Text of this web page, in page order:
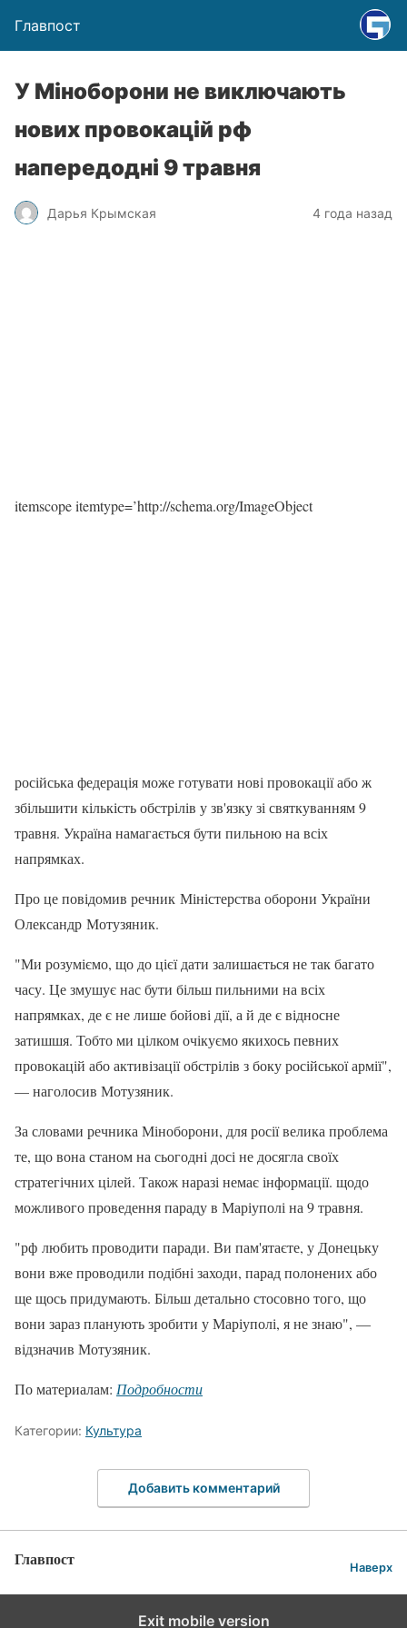
Главпост
У Міноборони не виключають
нових провокацій рф
напередодні 9 травня
Дарья Крымская 4 года назад
itemscope itemtype=’http://schema.org/ImageObject
російська федерація може готувати нові провокації або ж
збільшити кількість обстрілів у зв'язку зі святкуванням 9
травня. Україна намагається бути пильною на всіх
напрямках.
Про це повідомив речник Міністерства оборони України
Олександр Мотузяник.
"Ми розуміємо, що до цієї дати залишається не так багато
часу. Це змушує нас бути більш пильними на всіх
напрямках, де є не лише бойові дії, а й де є відносне
затишшя. Тобто ми цілком очікуємо якихось певних
провокацій або активізації обстрілів з боку російської армії",
— наголосив Мотузяник.
За словами речника Міноборони, для росії велика проблема
те, що вона станом на сьогодні досі не досягла своїх
стратегічних цілей. Також наразі немає інформації. щодо
можливого проведення параду в Маріуполі на 9 травня.
"рф любить проводити паради. Ви пам'ятаєте, у Донецьку
вони вже проводили подібні заходи, парад полонених або
ще щось придумають. Більш детально стосовно того, що
вони зараз планують зробити у Маріуполі, я не знаю", —
відзначив Мотузяник.
По материалам: Подробности
Категории: Культура
Добавить комментарий
Главпост Наверх
Exit mobile version